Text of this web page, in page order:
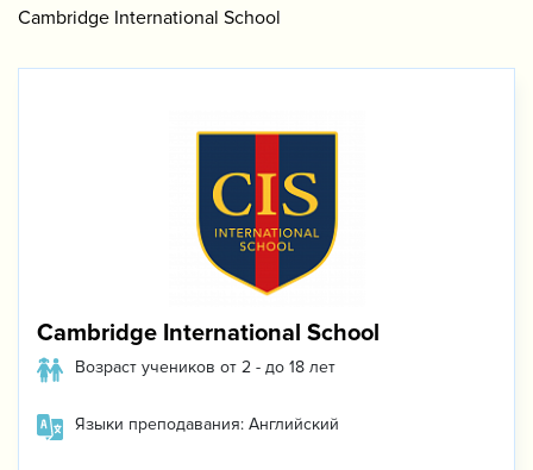
Cambridge International School
Cambridge International School
Возраст учеников от 2 - до 18 лет
Языки преподавания: Английский